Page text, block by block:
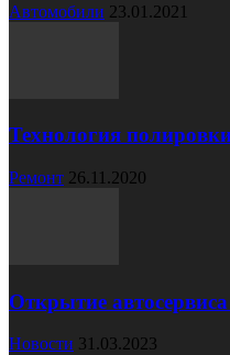
Автомобили 23.01.2021
Технология
Ремонт 26.11.2020
Открытие
Новости 31.03.2023